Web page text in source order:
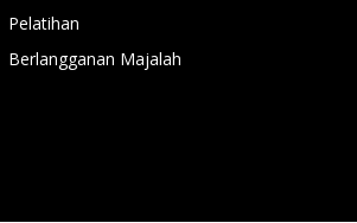
Pelatihan
Berlangganan Majalah